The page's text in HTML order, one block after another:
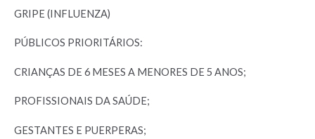
GRIPE (INFLUENZA)
PÚBLICOS PRIORITÁRIOS:
CRIANÇAS DE 6 MESES A MENORES DE 5 ANOS;
PROFISSIONAIS DA SAÚDE;
GESTANTES E PUERPERAS;